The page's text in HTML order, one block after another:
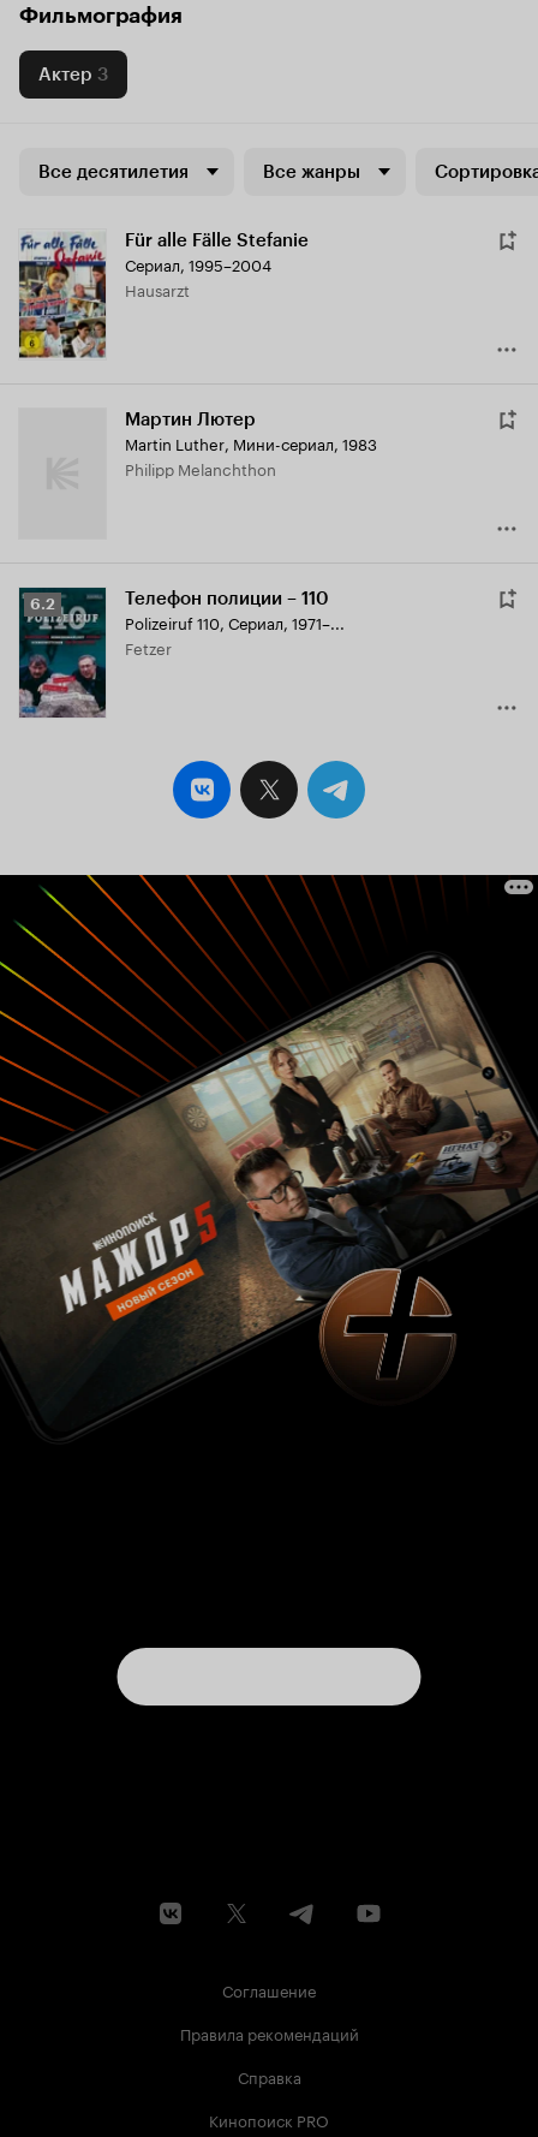
Фильмография
Актер 3
Все десятилетия Все жанры
Für alle Fälle Stefanie
Сериал, 1995–2004
Hausarzt
Мартин Лютер
Martin Luther, Мини-сериал, 1983
Philipp Melanchthon
Рейтинг
Кинопоиска
6.2
6.2 Телефон полиции – 110
Polizeiruf 110, Сериал, 1971–...
Fetzer
Соглашение
Правила рекомендаций
Справка
Кинопоиск PRO